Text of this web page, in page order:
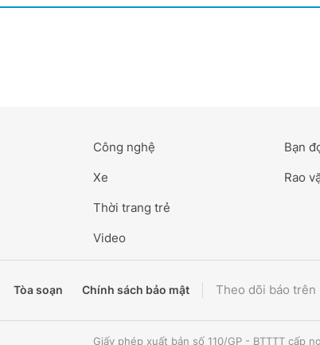
Công nghệ
Xe
Thời trang trẻ
Video
Bạn
Rao
Tòa soạn Chính sách bảo mật Theo dõi báo trên
Giấy phép xuất bản số 110/GP - BTTTT cấp